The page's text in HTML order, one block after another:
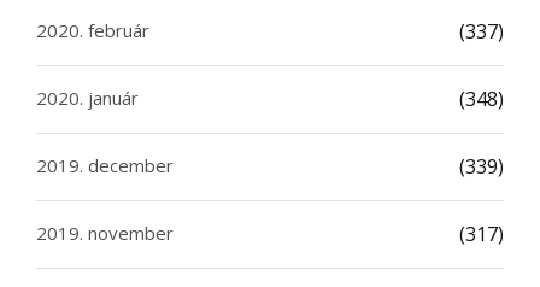
2020. február (337)
2020. január (348)
2019. december (339)
2019. november (317)